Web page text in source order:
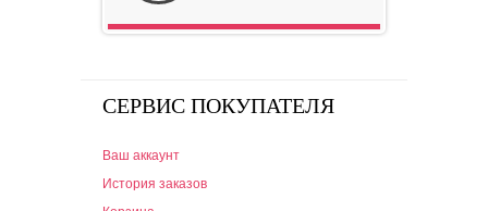
СЕРВИС ПОКУПАТЕЛЯ
Ваш аккаунт
История заказов